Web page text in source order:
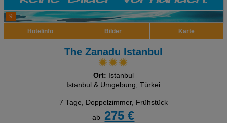
9
Hotelinfo Bilder Karte
The Zanadu Istanbul
Ort: Istanbul
Istanbul & Umgebung, Türkei
7 Tage, Doppelzimmer, Frühstück
ab
275 €